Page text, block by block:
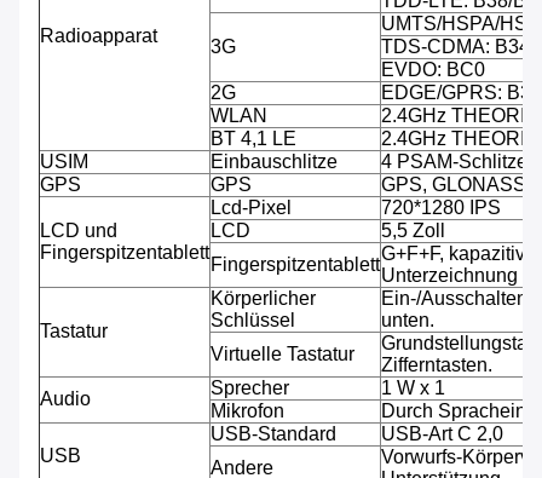
Radioapparat
3G
UMTS/HSPA/
TDS-CDMA: B34/
EVDO: BC0
2G
EDGE/GPRS: B3/
WLAN
2.4GHz
BT 4,1 LE
2.4GHz
USIM
Einbauschlitze
4 PSAM-Schlitze,
GPS
GPS GPS, GLONASS
LCD und
Fingerspitzentablett
Lcd-Pixel
720*1280 IPS
LCD
5,5 Zoll
Fingerspitzentablett
G+F+F,
Unterzeichnung
Tastatur
Körperlicher
Schlüssel
Ein-/Ausschalten,
unten.
Virtuelle Tastatur
Zifferntasten.
Audio
Sprecher
1 W x 1
Mikrofon
Durch
USB
USB-Standard
USB-Art C 2,0
Andere
Vorwurfs-